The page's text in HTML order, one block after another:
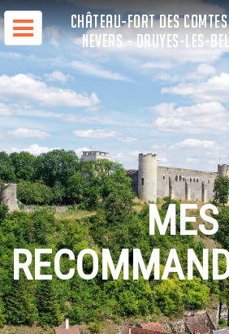
CHÂTEAU-FORT DES
NEVERS - DRUYES-LES-
MES